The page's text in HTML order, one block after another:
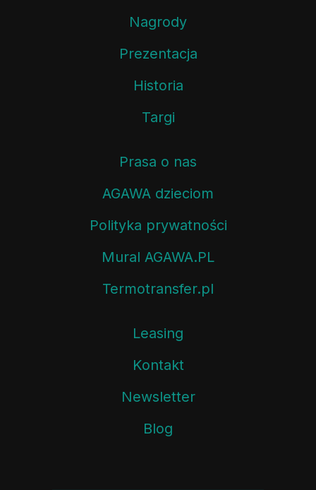
Nagrody
Prezentacja
Historia
Targi
Prasa o nas
AGAWA dzieciom
Polityka prywatności
Mural AGAWA.PL
Termotransfer.pl
Leasing
Kontakt
Newsletter
Blog